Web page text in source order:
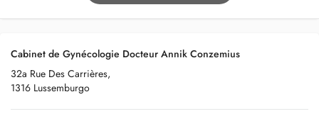
Cabinet de Gynécologie Docteur Annik Conzemius
32a Rue Des Carrières,
1316 Lussemburgo